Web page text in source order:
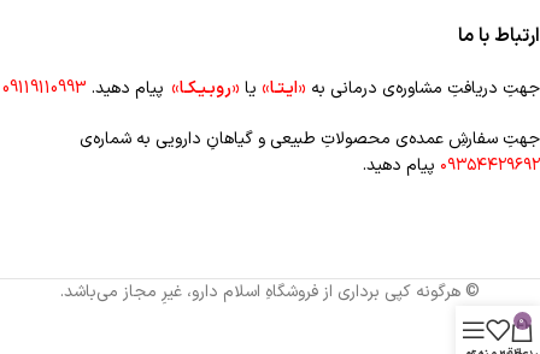
ارتباط با ما
جهتِ دریافتِ مشاوره‌ی درمانی به «ایـتـا» یا «روبـیـکـا» پیام دهید. 09119110993
جهتِ سفارشِ عمده‌‌ی محصولاتِ طبیعی و گیاهانِ دارویی به شماره‌ی
۰۹۳۵۴۴۲۹۶۹۲ پیام دهید.
© هرگونه کپی برداری از فروشگاهِ اسلام دارو، غیرِ مجاز می‌باشد.
0